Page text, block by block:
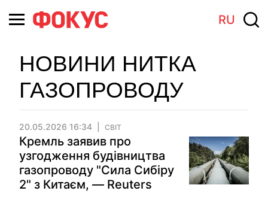
RU
НОВИНИ НИТКА
ГАЗОПРОВОДУ
20.05.2026 16:34 СВІТ
Кремль заявив про
узгодження будівництва
газопроводу "Сила Сибіру
2" з Китаєм, — Reuters